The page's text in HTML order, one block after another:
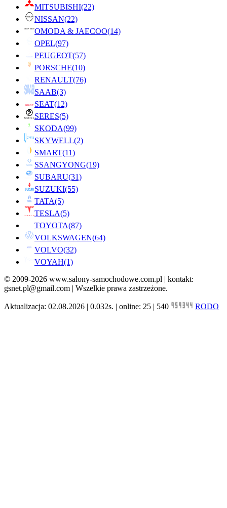
MITSUBISHI(22)
NISSAN(22)
OMODA & JAECOO(14)
OPEL(97)
PEUGEOT(57)
PORSCHE(10)
RENAULT(76)
SAAB(3)
SEAT(12)
SERES(5)
SKODA(99)
SKYWELL(2)
SMART(11)
SSANGYONG(19)
SUBARU(31)
SUZUKI(55)
TATA(5)
TESLA(5)
TOYOTA(87)
VOLKSWAGEN(64)
VOLVO(32)
VOYAH(1)
© 2009-2026 www.salony-samochodowe.com.pl | kontakt:
gsnet.pl@gmail.com | Wszelkie prawa zastrzeżone.
Aktualizacja: 02.08.2026 | 0.032s. | online: 25 | 540 RODO